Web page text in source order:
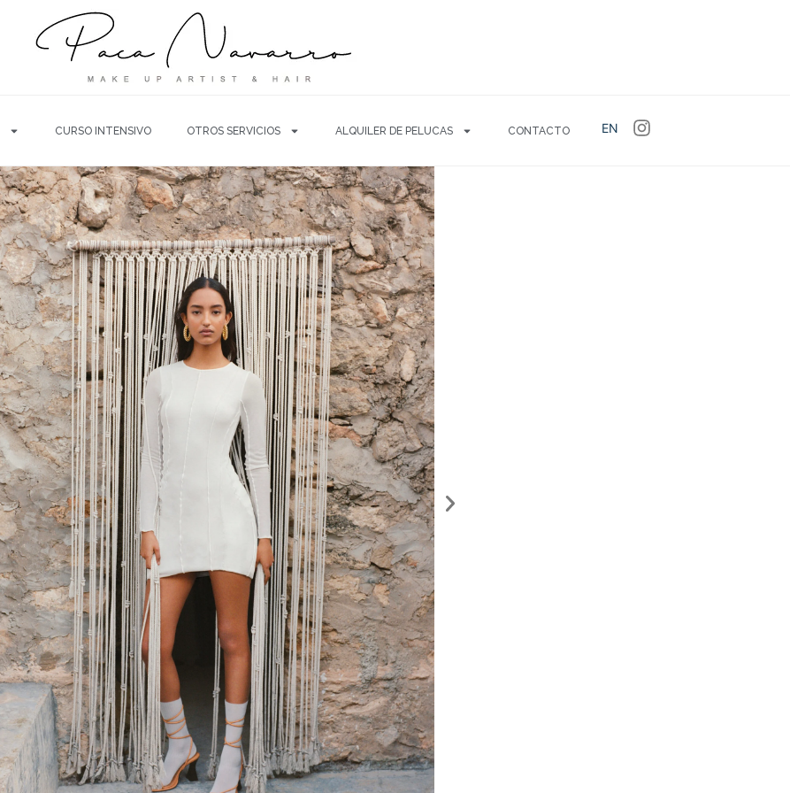
CURSO INTENSIVO OTROS SERVICIOS ALQUILER DE PELUCAS CONTACTO EN